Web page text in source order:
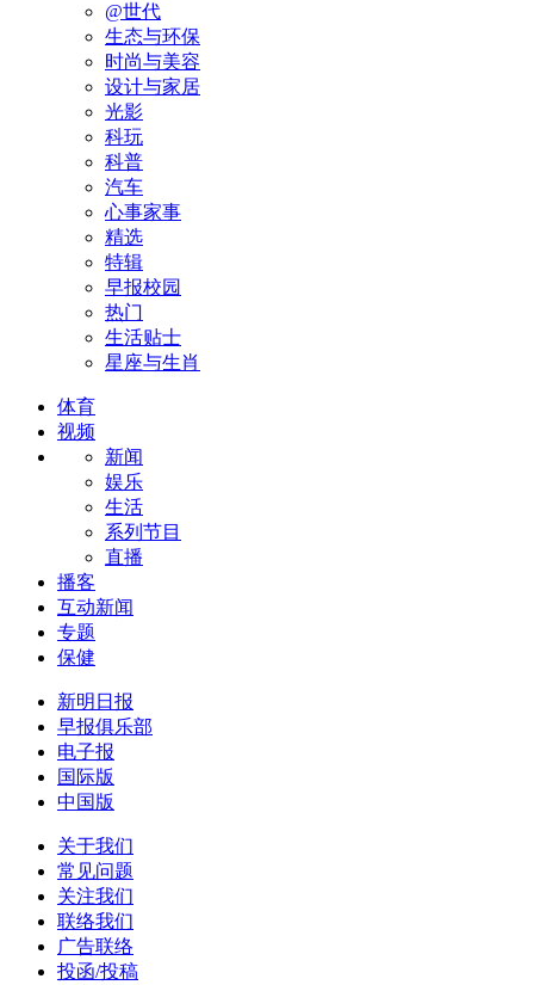
@世代
生态与环保
时尚与美容
设计与家居
光影
科玩
科普
汽车
心事家事
精选
特辑
早报校园
热门
生活贴士
星座与生肖
体育
视频
新闻
娱乐
生活
系列节目
直播
播客
互动新闻
专题
保健
新明日报
早报俱乐部
电子报
国际版
中国版
关于我们
常见问题
关注我们
联络我们
广告联络
投函/投稿